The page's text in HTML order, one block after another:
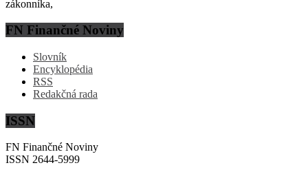
zákonníka,
FN Finančné Noviny
Slovník
Encyklopédia
RSS
Redakčná rada
ISSN
FN Finančné Noviny
ISSN 2644-5999